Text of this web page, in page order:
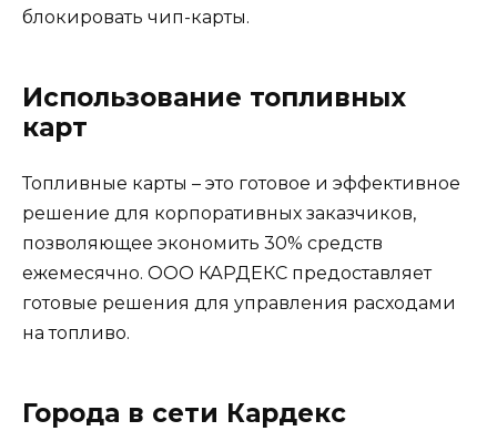
блокировать чип-карты.
Использование топливных
карт
Топливные карты – это готовое и эффективное
решение для корпоративных заказчиков,
позволяющее экономить 30% средств
ежемесячно. ООО КАРДЕКС предоставляет
готовые решения для управления расходами
на топливо.
Города в сети Кардекс